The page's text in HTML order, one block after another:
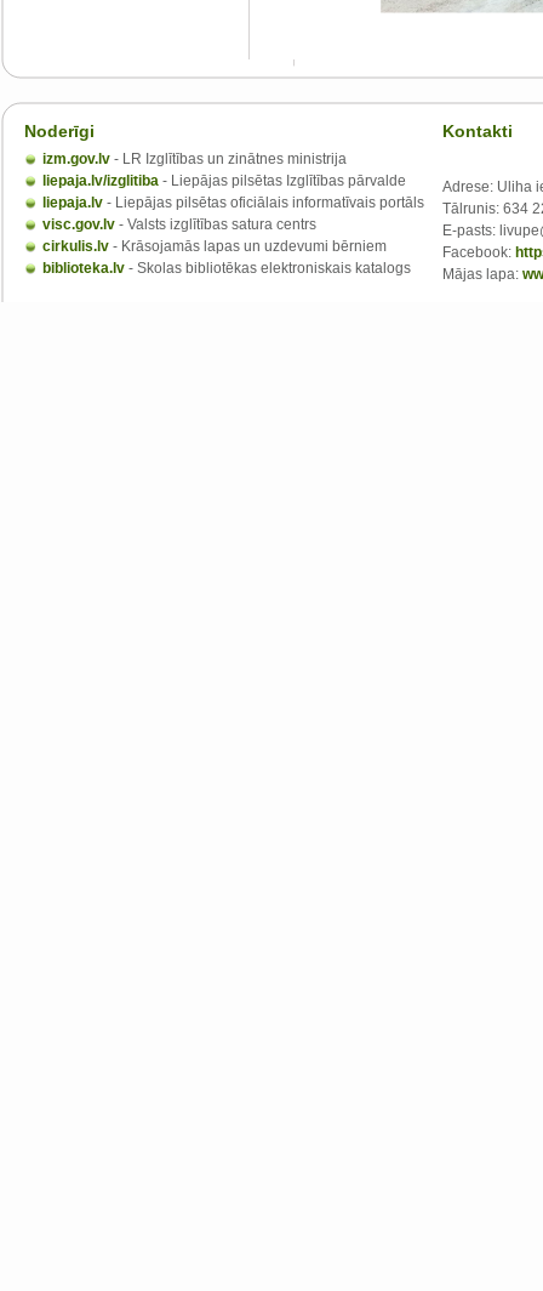
Noderīgi
izm.gov.lv - LR Izglītības un zinātnes ministrija
liepaja.lv/izglitiba - Liepājas pilsētas Izglītības pārvalde
liepaja.lv - Liepājas pilsētas oficiālais informatīvais portāls
visc.gov.lv - Valsts izglītības satura centrs
cirkulis.lv - Krāsojamās lapas un uzdevumi bērniem
biblioteka.lv - Skolas bibliotēkas elektroniskais katalogs
Kontakti
Adrese: Uliha
Tālrunis: 634
E-pasts:
Facebook:
Mājas lapa: